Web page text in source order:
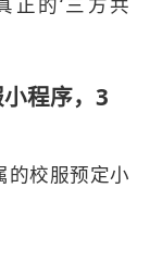
程序，3
的校服预定小